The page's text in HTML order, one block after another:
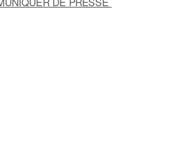
DE PRESSE